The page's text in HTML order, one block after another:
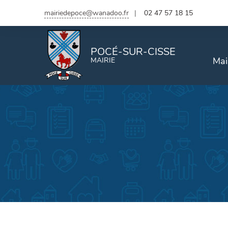
mairiedepoce@wanadoo.fr 02 47 57 18 15
POCÉ-SUR-CISSE
MAIRIE
Mariage
Décès